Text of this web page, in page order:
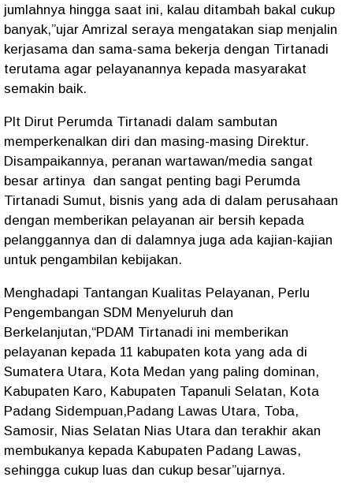
jumlahnya hingga saat ini, kalau ditambah bakal cukup
banyak,”ujar Amrizal seraya mengatakan siap menjalin
kerjasama dan sama-sama bekerja dengan Tirtanadi
terutama agar pelayanannya kepada masyarakat
semakin baik.
Plt Dirut Perumda Tirtanadi dalam sambutan
memperkenalkan diri dan masing-masing Direktur.
Disampaikannya, peranan wartawan/media sangat
besar artinya dan sangat penting bagi Perumda
Tirtanadi Sumut, bisnis yang ada di dalam perusahaan
dengan memberikan pelayanan air bersih kepada
pelanggannya dan di dalamnya juga ada kajian-kajian
untuk pengambilan kebijakan.
Menghadapi Tantangan Kualitas Pelayanan, Perlu
Pengembangan SDM Menyeluruh dan
Berkelanjutan,“PDAM Tirtanadi ini memberikan
pelayanan kepada 11 kabupaten kota yang ada di
Sumatera Utara, Kota Medan yang paling dominan,
Kabupaten Karo, Kabupaten Tapanuli Selatan, Kota
Padang Sidempuan,Padang Lawas Utara, Toba,
Samosir, Nias Selatan Nias Utara dan terakhir akan
membukanya kepada Kabupaten Padang Lawas,
sehingga cukup luas dan cukup besar”ujarnya.